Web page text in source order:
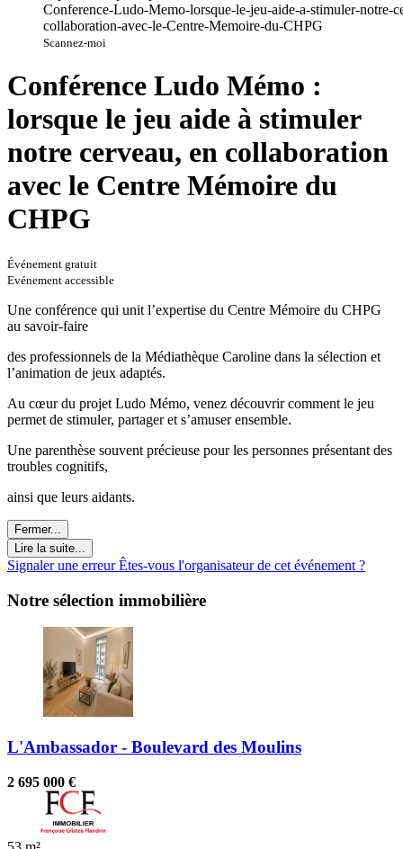
Scannez-moi
Conférence Ludo Mémo :
lorsque le jeu aide à stimuler
notre cerveau, en collaboration
avec le Centre Mémoire du
CHPG
Événement gratuit
Evénement accessible
Une conférence qui unit l’expertise du Centre Mémoire du CHPG
au savoir-faire
des professionnels de la Médiathèque Caroline dans la sélection et
l’animation de jeux adaptés.
Au cœur du projet Ludo Mémo, venez découvrir comment le jeu
permet de stimuler, partager et s’amuser ensemble.
Une parenthèse souvent précieuse pour les personnes présentant des
troubles cognitifs,
ainsi que leurs aidants.
Fermer...
Lire la suite...
Signaler une erreurÊtes-vous l'organisateur de cet événement ?
Notre sélection immobilière
L'Ambassador - Boulevard des Moulins
2 695 000 €